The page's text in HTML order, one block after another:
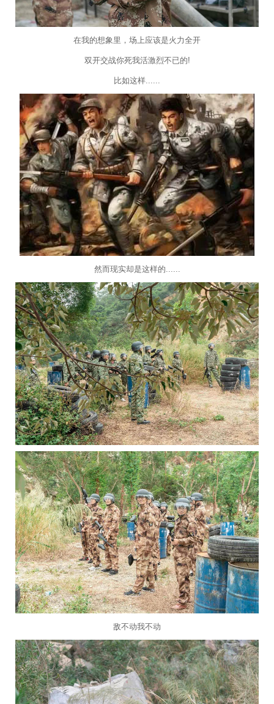
在我的想象里，场上应该是火力全开
双开交战你死我活激烈不已的!
比如这样......
然而现实却是这样的......
敌不动我不动